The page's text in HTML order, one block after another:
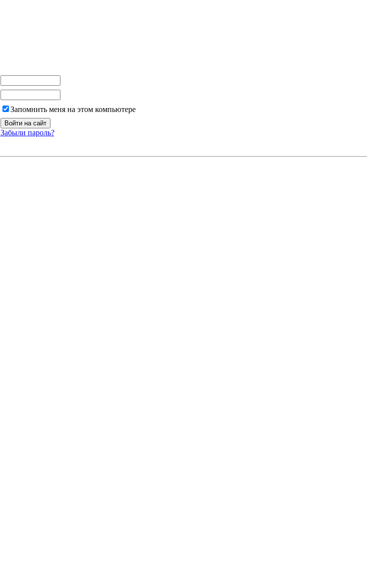
Запомнить меня на этом компьютере
Забыли пароль?